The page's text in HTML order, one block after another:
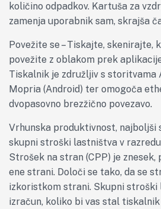
količino odpadkov. Kartuša za
zamenja uporabnik sam, skrajša
Povežite se – Tiskajte, skenirajte,
povežite z oblakom prek
Tiskalnik je združljiv s storitvama
Mopria (Android) ter omogoča
dvopasovno brezžično povezavo.
Vrhunska produktivnost, najboljši
skupni stroški lastništva v razredu
Strošek na stran (CPP) je
ene strani. Določi se tako, da se
izkoristkom strani. Skupni stroški
izračun, koliko bi vas stal